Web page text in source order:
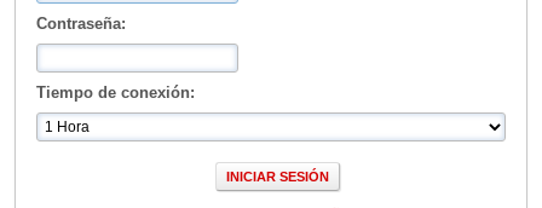
Contraseña:
Tiempo de conexión: